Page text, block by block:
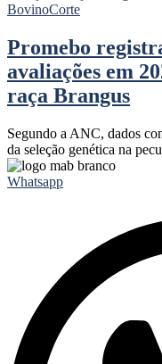
BovinoCorte
Promebo
avaliações em
raça Brangus
Segundo a ANC, dados
da seleção genética na
Whatsapp